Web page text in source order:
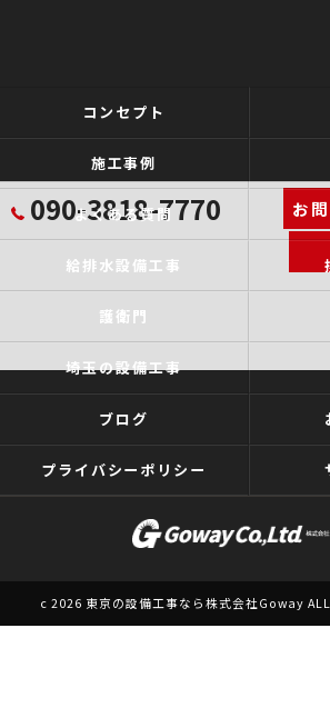
090-3818-7770 お
コンセプト
施工事例
よくある質問
給排水設備工事
護衛門
埼玉の設備工事
ブログ
プライバシーポリシー
c 2026 東京の設備工事なら株式会社Goway ALL